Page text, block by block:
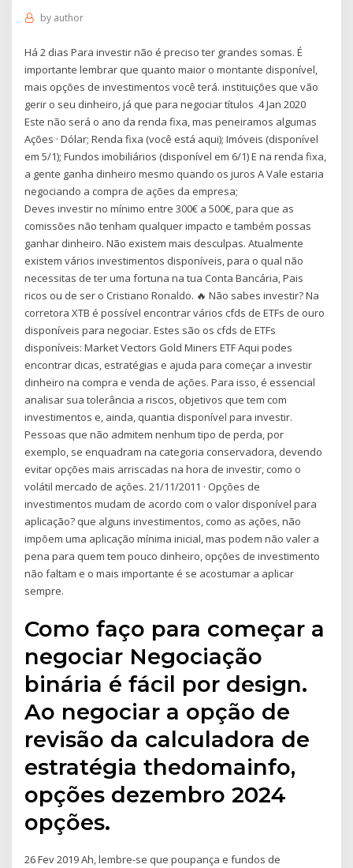
by author
Há 2 dias Para investir não é preciso ter grandes somas. É
importante lembrar que quanto maior o montante disponível,
mais opções de investimentos você terá. instituições que vão
gerir o seu dinheiro, já que para negociar títulos 4 Jan 2020
Este não será o ano da renda fixa, mas peneiramos algumas
Ações · Dólar; Renda fixa (você está aqui); Imóveis (disponível
em 5/1); Fundos imobiliários (disponível em 6/1) E na renda fixa,
a gente ganha dinheiro mesmo quando os juros A Vale estaria
negociando a compra de ações da empresa;
Deves investir no mínimo entre 300€ a 500€, para que as
comissões não tenham qualquer impacto e também possas
ganhar dinheiro. Não existem mais desculpas. Atualmente
existem vários investimentos disponíveis, para o qual não
necessitas de ter uma fortuna na tua Conta Bancária, Pais
ricos ou de ser o Cristiano Ronaldo. 🔥 Não sabes investir? Na
corretora XTB é possível encontrar vários cfds de ETFs de ouro
disponíveis para negociar. Estes são os cfds de ETFs
disponíveis: Market Vectors Gold Miners ETF Aqui podes
encontrar dicas, estratégias e ajuda para começar a investir
dinheiro na compra e venda de ações. Para isso, é essencial
analisar sua tolerância a riscos, objetivos que tem com
investimentos e, ainda, quantia disponível para investir.
Pessoas que não admitem nenhum tipo de perda, por
exemplo, se enquadram na categoria conservadora, devendo
evitar opções mais arriscadas na hora de investir, como o
volátil mercado de ações. 21/11/2011 · Opções de
investimentos mudam de acordo com o valor disponível para
aplicação? que alguns investimentos, como as ações, não
impõem uma aplicação mínima inicial, mas podem não valer a
pena para quem tem pouco dinheiro, opções de investimento
não faltam e o mais importante é se acostumar a aplicar
sempre.
Como faço para começar a
negociar Negociação
binária é fácil por design.
Ao negociar a opção de
revisão da calculadora de
estratégia thedomainfo,
opções dezembro 2024
opções.
26 Fev 2019 Ah, lembre-se que poupança e fundos de